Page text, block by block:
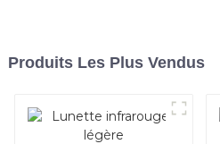
Produits Les Plus Vendus